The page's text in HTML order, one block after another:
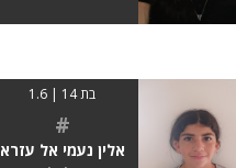
בת 14 | 1.6
#
אלין נעמי אל עזרא